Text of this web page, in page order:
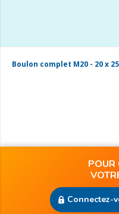
Boulon complet M20 - 20 x
POUR
Connectez-